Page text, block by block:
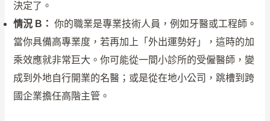
決定了。
情況 B： 你的職業是專業技術人員，例如牙醫或工程師。
當你具備高專業度，若再加上「外出運勢好」，這時的加
乘效應就非常巨大。你可能從一間小診所的受僱醫師，變
成到外地自行開業的名醫；或是從在地小公司，跳槽到跨
國企業擔任高階主管。